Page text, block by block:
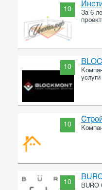
10
За 6
10
10
10
BURO